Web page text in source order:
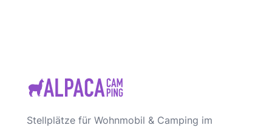
Stellplätze für Wohnmobil & Camping im